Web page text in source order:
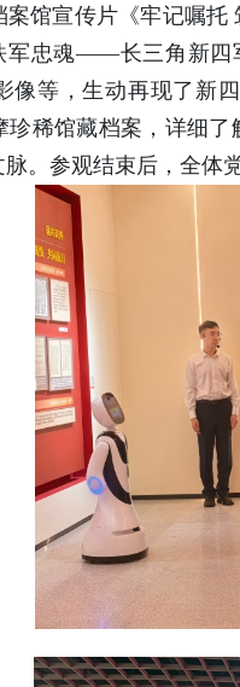
案馆宣传片《牢记嘱
军忠魂——长三角新四
像等，生动再现了新
珍稀馆藏档案，详细
。参观结束后，全体